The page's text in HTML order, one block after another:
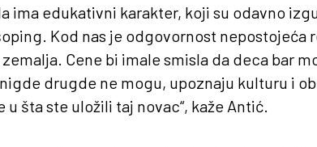
ima edukativni karakter, koji su odavno
Kod nas je odgovornost nepostojeća
Cene bi imale smisla da deca bar
drugde ne mogu, upoznaju kulturu i
u šta ste uložili taj novac“, kaže Antić.